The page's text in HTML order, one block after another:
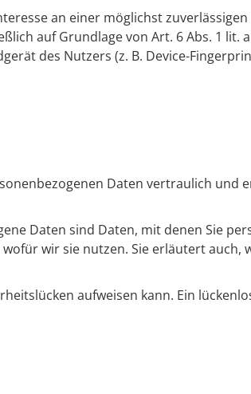
an einer möglichst
auf Grundlage von Art. 6 Abs. 1 lit. a
des Nutzers (z. B. Device-
Daten vertraulich und
Daten sind Daten, mit denen Sie
wir sie nutzen. Sie erläutert auch,
aufweisen kann. Ein